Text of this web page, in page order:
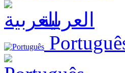
العربية